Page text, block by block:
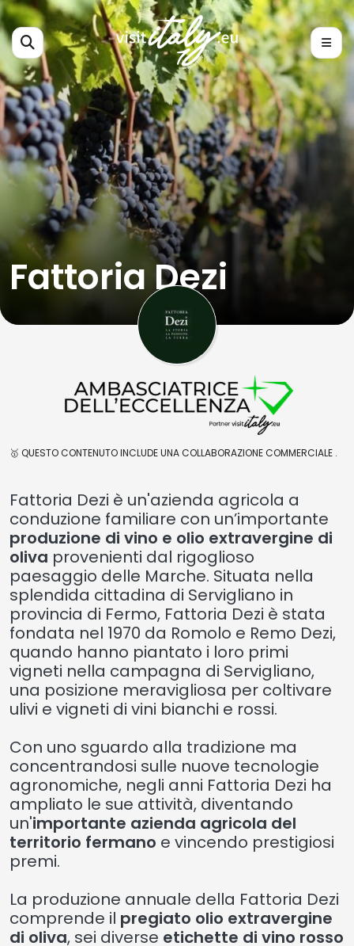
Fattoria Dezi
🥇 QUESTO CONTENUTO INCLUDE UNA COLLABORAZIONE COMMERCIALE .
Fattoria Dezi è un'azienda agricola a
conduzione familiare con un’importante
produzione di vino e olio extravergine di
oliva provenienti dal rigoglioso
paesaggio delle Marche. Situata nella
splendida cittadina di Servigliano in
provincia di Fermo, Fattoria Dezi è stata
fondata nel 1970 da Romolo e Remo Dezi,
quando hanno piantato i loro primi
vigneti nella campagna di Servigliano,
una posizione meravigliosa per coltivare
ulivi e vigneti di vini bianchi e rossi.
Con uno sguardo alla tradizione ma
concentrandosi sulle nuove tecnologie
agronomiche, negli anni Fattoria Dezi ha
ampliato le sue attività, diventando
un'importante azienda agricola del
territorio fermano e vincendo prestigiosi
premi.
La produzione annuale della Fattoria Dezi
comprende il pregiato olio extravergine
di oliva, sei diverse etichette di vino rosso